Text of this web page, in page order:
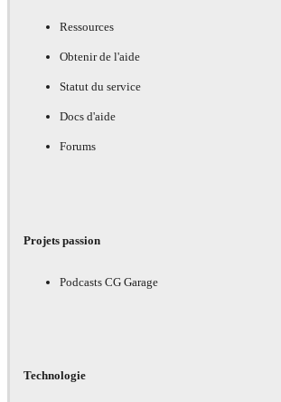
Ressources
Obtenir de l'aide
Statut du service
Docs d'aide
Forums
Projets passion
Podcasts CG Garage
Technologie